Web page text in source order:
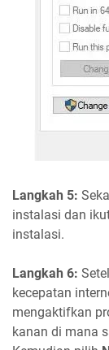
Langkah 5:
instalasi dan
instalasi.
Langkah 6:
kecepatan
mengaktifkan
kanan di mana